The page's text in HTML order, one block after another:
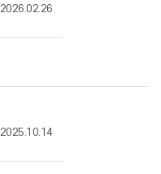
2026.02.26
2025.10.14